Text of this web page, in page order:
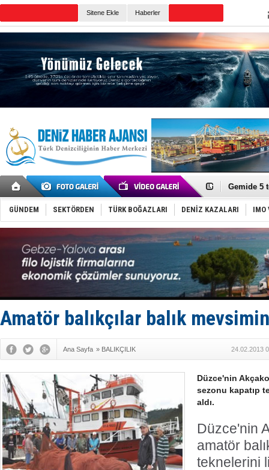
Sitene Ekle Haberler
Dron
Gemide 5
Yakıt
Rus
Tatil
Rusya,
Enejota
Denizcilik
‘14.
Taksi
SOCAR da
GÜNDEM SEKTÖRDEN TÜRK BOĞAZLARI DENİZ KAZALARI IMO
Amatör balıkçılar balık
Ana Sayfa » BALIKÇILIK 24.02.2013
Düzce'nin
sezonu kapatıp
aldı.
Düzce'nin
amatör
teknelerini